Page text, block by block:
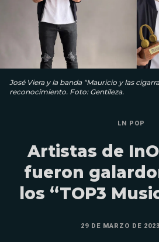
José Viera y la banda "Mauricio y las
reconocimiento. Foto: Gentileza.
LN POP
Artistas de
fueron
los “TOP3
29 DE MARZO DE